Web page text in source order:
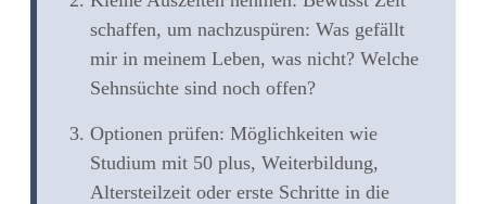
schaffen, um nachzuspüren: Was gefällt
mir in meinem Leben, was nicht? Welche
Sehnsüchte sind noch offen?
Optionen prüfen: Möglichkeiten wie
Studium mit 50 plus, Weiterbildung,
Altersteilzeit oder erste Schritte in die